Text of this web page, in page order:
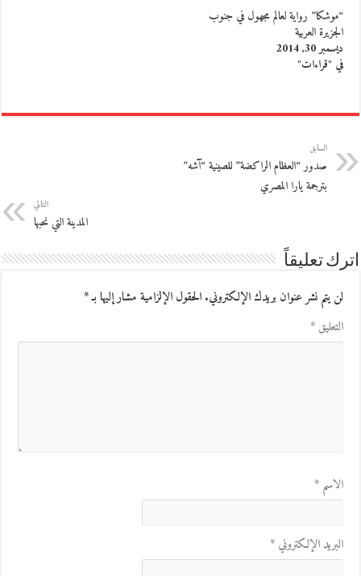
“موشكا” رواية لعالم مجهول في جنوب
الجزيرة العربية
ديسمبر 30, 2014
في "قراءات"
السابق
صدور “العظام الراكضة” للصينية “آشه”
بترجمة يارا المصري
التالي
المدينة التي نحبها
اترك تعليقاً
لن يتم نشر عنوان بريدك الإلكتروني.الحقول الإلزامية مشار إليها بـ*
التعليق*
الاسم*
البريد الإلكتروني*